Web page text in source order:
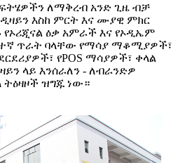
ለማቅረብ አንድ ጊዜ ብቻ
እስከ ምርት እና ሙያዊ ምክር
የኦሪጂናል ዕቃ አምራች እና የኦዲኤም
ጥራት ባላቸው የማሳያ ማቆሚያዎች፣
የPOS ማሳያዎች፣ ቀላል
ላይ እንሰራለን - ለብራንድዎ
ትዕዛዞች ዝግጁ ነው።